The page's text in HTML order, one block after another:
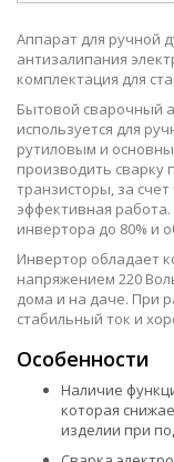
Аппарат для ручной
антизалипания
комплектация для
Бытовой сварочный
используется для
рутиловым и
производить сварку
транзисторы, за счет
эффективная
инвертора до 80% и
Инвертор обладает
напряжением 220
дома и на даче. При
стабильный ток и
Особенности
Наличие
которая
изделии при